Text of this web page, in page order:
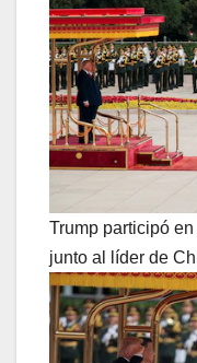
Trump participó
junto al líder de